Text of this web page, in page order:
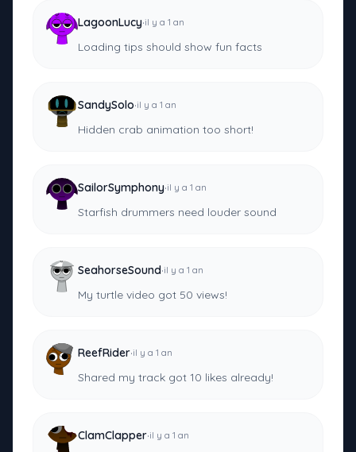
LagoonLucy·il y a 1 an
Loading tips should show fun facts
SandySolo·il y a 1 an
Hidden crab animation too short!
SailorSymphony·il y a 1 an
Starfish drummers need louder sound
SeahorseSound·il y a 1 an
My turtle video got 50 views!
ReefRider·il y a 1 an
Shared my track got 10 likes already!
ClamClapper·il y a 1 an